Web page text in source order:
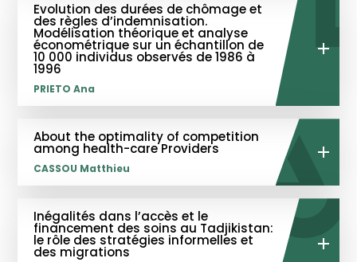
Evolution des durées de chômage et
des règles d’indemnisation.
Modélisation théorique et analyse
économétrique sur un échantillon de
10 000 individus observés de 1986 à
1996
PRIETO Ana
About the optimality of competition
among health-care Providers
CASSOU Matthieu
Inégalités dans l’accès et le
financement des soins au Tadjikistan:
le rôle des stratégies informelles et
des migrations